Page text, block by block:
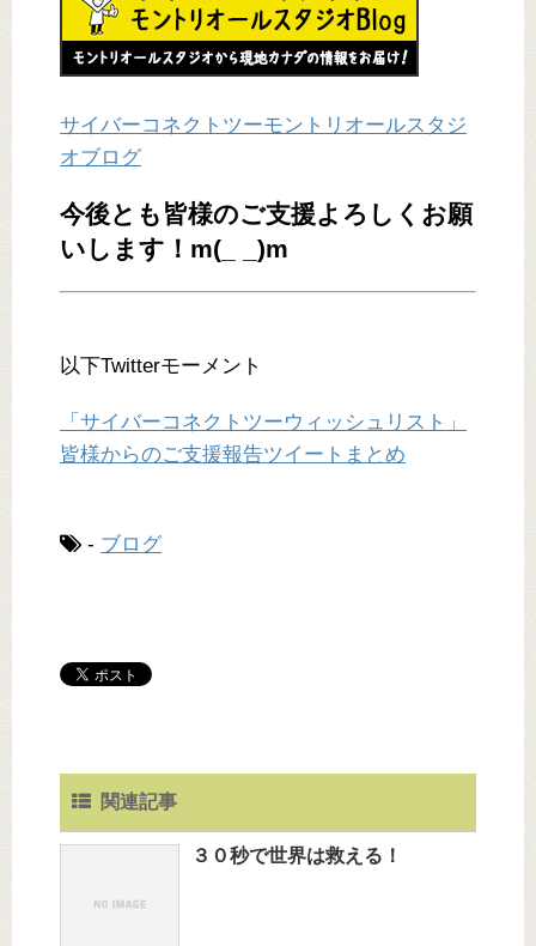
サイバーコネクトツーモントリオールスタジ
オブログ
今後とも皆様のご支援よろしくお願
いします！m(_ _)m
以下Twitterモーメント
「サイバーコネクトツーウィッシュリスト」
皆様からのご支援報告ツイートまとめ
- ブログ
関連記事
３０秒で世界は救える！